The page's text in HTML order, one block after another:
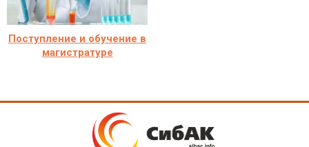
Поступление и обучение в
магистратуре